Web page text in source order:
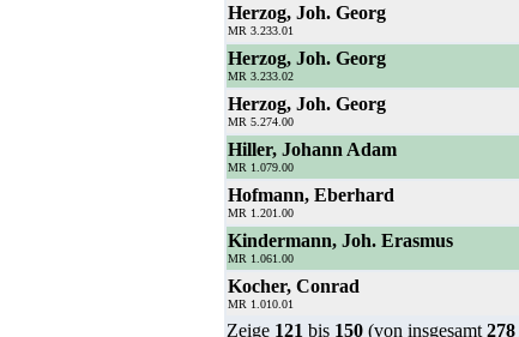
Herzog, Joh. Georg
MR 3.233.01
Herzog, Joh. Georg
MR 3.233.02
Herzog, Joh. Georg
MR 5.274.00
Hiller, Johann Adam
MR 1.079.00
Hofmann, Eberhard
MR 1.201.00
Kindermann, Joh. Erasmus
MR 1.061.00
Kocher, Conrad
MR 1.010.01
Zeige 121 bis 150 (von insgesamt 278